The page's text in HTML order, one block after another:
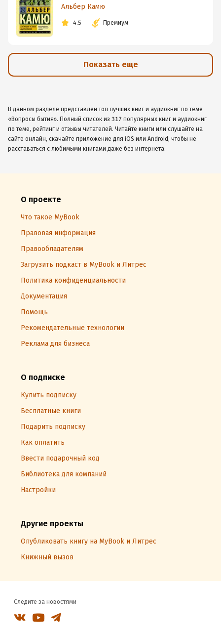
Альбер Камю
4.5 Премиум
Показать еще
В данном разделе представлен топ лучших книг и аудиокниг по теме
«Вопросы бытия». Полный список из 317 популярных книг и аудиокниг
по теме, рейтинг и отзывы читателей. Читайте книги или слушайте на
сайте онлайн, скачайте приложение для iOS или Android, чтобы не
расставаться с любимыми книгами даже без интернета.
О проекте
Что такое MyBook
Правовая информация
Правообладателям
Загрузить подкаст в MyBook и Литрес
Политика конфиденциальности
Документация
Помощь
Рекомендательные технологии
Реклама для бизнеса
О подписке
Купить подписку
Бесплатные книги
Подарить подписку
Как оплатить
Ввести подарочный код
Библиотека для компаний
Настройки
Другие проекты
Опубликовать книгу на MyBook и Литрес
Книжный вызов
Следите за новостями